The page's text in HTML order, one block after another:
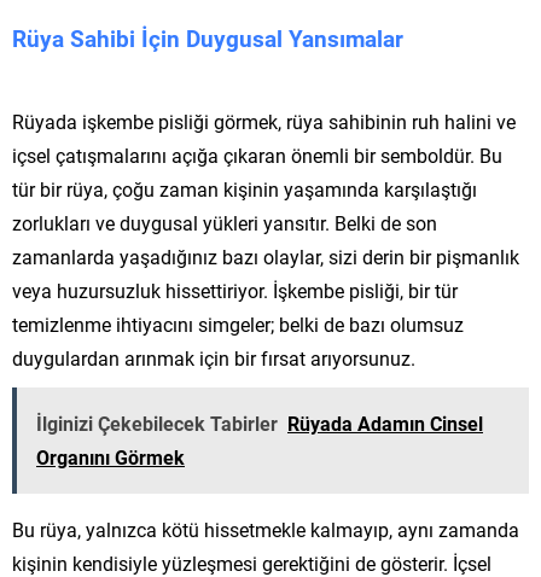
Rüya Sahibi İçin Duygusal Yansımalar
Rüyada işkembe pisliği görmek, rüya sahibinin ruh halini ve
içsel çatışmalarını açığa çıkaran önemli bir semboldür. Bu
tür bir rüya, çoğu zaman kişinin yaşamında karşılaştığı
zorlukları ve duygusal yükleri yansıtır. Belki de son
zamanlarda yaşadığınız bazı olaylar, sizi derin bir pişmanlık
veya huzursuzluk hissettiriyor. İşkembe pisliği, bir tür
temizlenme ihtiyacını simgeler; belki de bazı olumsuz
duygulardan arınmak için bir fırsat arıyorsunuz.
İlginizi Çekebilecek Tabirler Rüyada Adamın Cinsel
Organını Görmek
Bu rüya, yalnızca kötü hissetmekle kalmayıp, aynı zamanda
kişinin kendisiyle yüzleşmesi gerektiğini de gösterir. İçsel